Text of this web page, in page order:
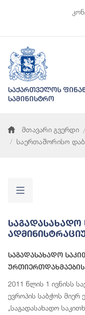
საქართველოს
სამინისტრო
მთავარი გვერდი
საერთაშორისო
Საგადასახადო
Საგადასახადო
Ურთიერთდახმაების
2011 წლის 1 ივნისს
ევროპის საბჭოს
„საგადასახადო